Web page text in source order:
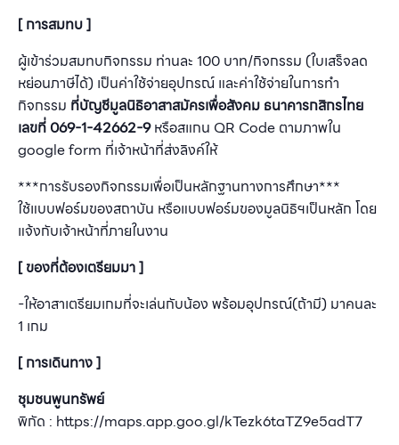
[ การสมทบ ]
ผู้เข้าร่วมสมทบกิจกรรม ท่านละ 100 บาท/กิจกรรม (ใบเสร็จลด
หย่อนภาษีได้) เป็นค่าใช้จ่ายอุปกรณ์ และค่าใช้จ่ายในการทำ
กิจกรรม ที่บัญชีมูลนิธิอาสาสมัครเพื่อสังคม ธนาคารกสิกรไทย
เลขที่ 069-1-42662-9หรือสแกน QR Code ตามภาพใน
google form ที่เจ้าหน้าที่ส่งลิงค์ให้
***การรับรองกิจกรรมเพื่อเป็นหลักฐานทางการศึกษา***
ใช้แบบฟอร์มของสถาบัน หรือแบบฟอร์มของมูลนิธิฯเป็นหลัก โดย
แจ้งกับเจ้าหน้าที่ภายในงาน
[ ของที่ต้องเตรียมมา ]
-ให้อาสาเตรียมเกมที่จะเล่นกับน้อง พร้อมอุปกรณ์(ถ้ามี) มาคนละ
1 เกม
[ การเดินทาง ]
ชุมชนพูนทรัพย์
พิกัด : https://maps.app.goo.gl/kTezk6taTZ9e5adT7